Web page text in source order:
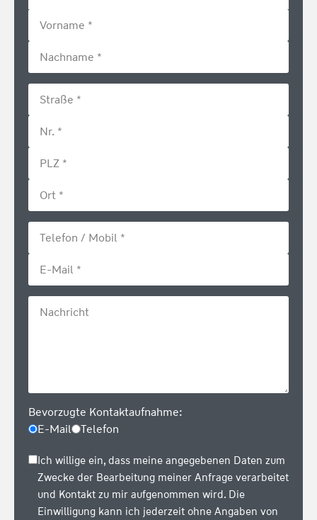
Bevorzugte Kontaktaufnahme:
E-Mail
Telefon
Ich willige ein, dass meine angegebenen Daten zum
Zwecke der Bearbeitung meiner Anfrage verarbeitet
und Kontakt zu mir aufgenommen wird. Die
Einwilligung kann ich jederzeit ohne Angaben von